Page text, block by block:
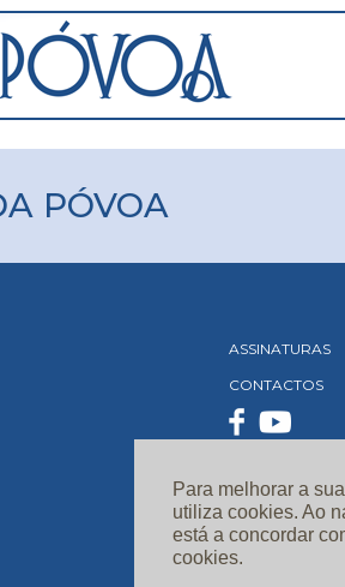
Para melhorar a
utiliza cookies. Ao
está a concordar
cookies.
PÓVOA
ASSINATURAS
CONTACTOS